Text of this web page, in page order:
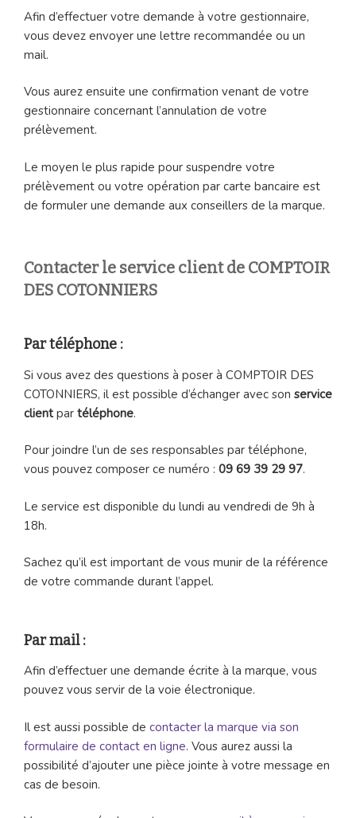
Afin d’effectuer votre demande à votre gestionnaire,
vous devez envoyer une lettre recommandée ou un
mail.
Vous aurez ensuite une confirmation venant de votre
gestionnaire concernant l’annulation de votre
prélèvement.
Le moyen le plus rapide pour suspendre votre
prélèvement ou votre opération par carte bancaire est
de formuler une demande aux conseillers de la marque.
Contacter le service client de COMPTOIR
DES COTONNIERS
Par téléphone :
Si vous avez des questions à poser à COMPTOIR DES
COTONNIERS, il est possible d’échanger avec son service
clientpar téléphone.
Pour joindre l’un de ses responsables par téléphone,
vous pouvez composer ce numéro : 09 69 39 29 97.
Le service est disponible du lundi au vendredi de 9h à
18h.
Sachez qu’il est important de vous munir de la référence
de votre commande durant l’appel.
Par mail :
Afin d’effectuer une demande écrite à la marque, vous
pouvez vous servir de la voie électronique.
Il est aussi possible de contacter la marque via son
formulaire de contact en ligne. Vous aurez aussi la
possibilité d’ajouter une pièce jointe à votre message en
cas de besoin.